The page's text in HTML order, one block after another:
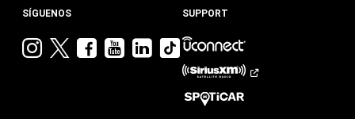
SÍGUENOS
VisitaVisitaVisitaVisita
YouTube
Visita
Jeep
Linkedin
Visita
Jeep
en
TikTok
SUPPORT